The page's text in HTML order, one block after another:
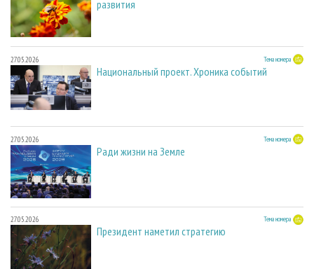
развития
27.05.2026 Тема номера
Национальный проект. Хроника событий
27.05.2026 Тема номера
Ради жизни на Земле
27.05.2026 Тема номера
Президент наметил стратегию